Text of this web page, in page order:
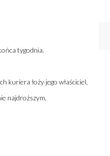
tygodnia.
kuriera łoży jego właściciel,
najdroższym,